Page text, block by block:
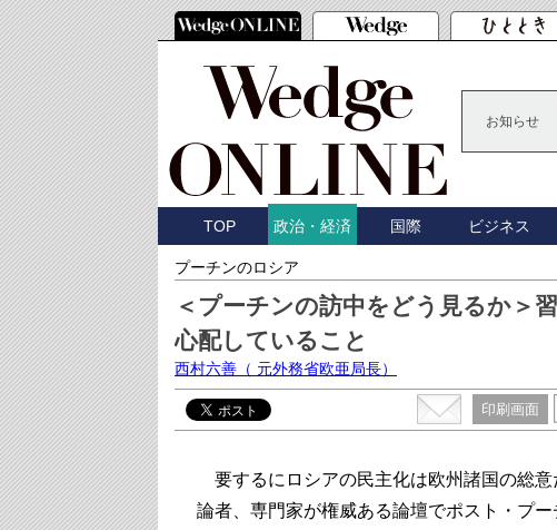
お知らせ
TOP 政治・経済 国際 ビジネス
プーチンのロシア
＜プーチンの訪中をどう見るか＞
心配していること
西村六善 （ 元外務省欧亜局長）
印刷画面
要するにロシアの民主化は欧州諸国の総
論者、専門家が権威ある論壇でポスト・プ